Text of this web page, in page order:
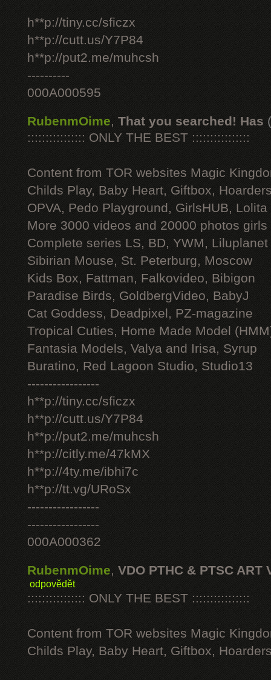
h**p://tiny.cc/sficzx
h**p://cutt.us/Y7P84
h**p://put2.me/muhcsh
----------
000A000595
RubenmOime, That you searched! Has
:::::::::::::::: ONLY THE BEST ::::::::::::::::
Content from TOR websites Magic
Childs Play, Baby Heart, Giftbox,
OPVA, Pedo Playground, GirlsHUB, Lolita
More 3000 videos and 20000 photos
Complete series LS, BD, YWM, Liluplanet
Sibirian Mouse, St. Peterburg, Moscow
Kids Box, Fattman, Falkovideo, Bibigon
Paradise Birds, GoldbergVideo, BabyJ
Cat Goddess, Deadpixel, PZ-magazine
Tropical Cuties, Home Made Model
Fantasia Models, Valya and Irisa, Syrup
Buratino, Red Lagoon Studio, Studio13
-----------------
h**p://tiny.cc/sficzx
h**p://cutt.us/Y7P84
h**p://put2.me/muhcsh
h**p://citly.me/47kMX
h**p://4ty.me/ibhi7c
h**p://tt.vg/URoSx
-----------------
-----------------
000A000362
RubenmOime, VDO PTHC & PTSC ART
odpovědět
:::::::::::::::: ONLY THE BEST ::::::::::::::::
Content from TOR websites Magic
Childs Play, Baby Heart, Giftbox,